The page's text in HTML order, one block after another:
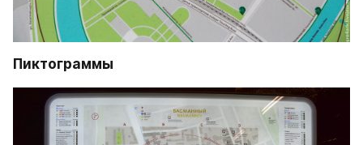
Пиктограммы